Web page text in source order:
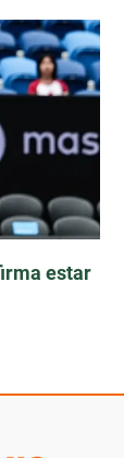
estar